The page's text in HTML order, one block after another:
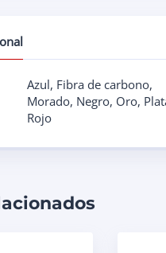
Azul, Fibra de carbono,
Morado, Negro, Oro,
Rojo